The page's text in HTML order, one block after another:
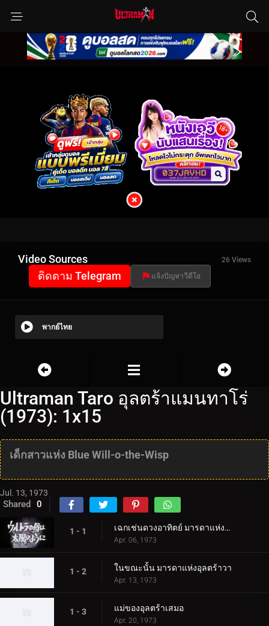
Video Sources 26 Views
ติดตาม Telegram แจ้งปัญหาวีดีโอ
พากย์ไทย
Ultraman Taro อุลตร้าแมนทาโร่
(1973): 1x15
เด็กสาวแห่ง Blue Will-o-the-Wisp
Jul. 13, 1973
Shared 0
1 - 1 เฉกเช่นดวงอาทิตย์ มารดาแห่งอุลตร้า
Apr. 06, 1973
1 - 2 ในขณะนั้น มารดาแห่งอุลตร้าวา
Apr. 13, 1973
1 - 3 แม่ของอุลตร้าเสมอ
Apr. 20, 1973